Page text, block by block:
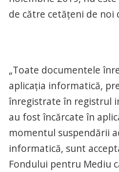
de către cetățeni de noi
„Toate documentele
aplicația informatică,
înregistrate în registrul
au fost încărcate în
momentul suspendării
informatică, sunt
Fondului pentru Mediu